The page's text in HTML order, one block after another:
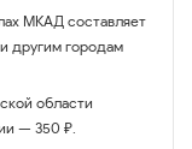
МКАД составляет
другим городам
области
— 350 ₽.